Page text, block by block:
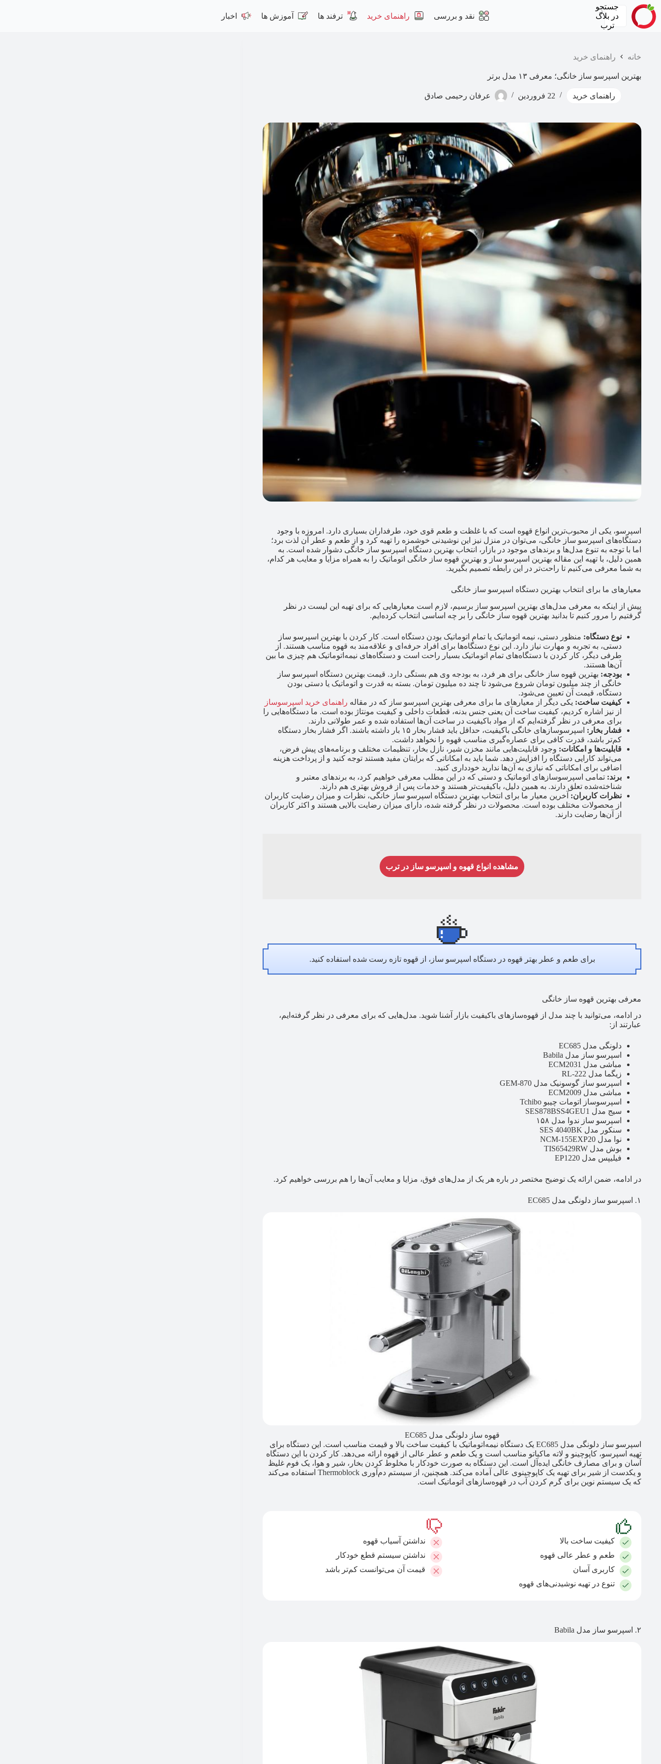
پرش
به
محتوا
جستجو
در بلاگ
ترب
نقد و بررسی راهنمای خرید ترفند ها آموزش ها اخبار
خانه راهنمای خرید
بهترین اسپرسو ساز خانگی؛ معرفی ۱۳ مدل برتر
راهنمای خرید 22 فروردین عرفان رحیمی صادق
اسپرسو، یکی از محبوب‌ترین انواع قهوه است که با غلظت و طعم قوی خود، طرفداران بسیاری دارد. امروزه با وجود
دستگاه‌های اسپرسو ساز خانگی، می‌توان در منزل نیز این نوشیدنی خوشمزه را تهیه کرد و از طعم و عطر آن لذت برد؛
اما با توجه به تنوع مدل‌ها و برندهای موجود در بازار، انتخاب بهترین دستگاه اسپرسو ساز خانگی دشوار شده است. به
همین دلیل، با تهیه این مقاله بهترین اسپرسو ساز و بهترین قهوه ساز خانگی اتوماتیک را به همراه مزایا و معایب هر کدام،
به شما معرفی می‌کنیم تا راحت‌تر در این رابطه تصمیم بگیرید.
معیارهای ما برای انتخاب بهترین دستگاه اسپرسو ساز خانگی
پیش از اینکه به معرفی مدل‌های بهترین اسپرسو ساز برسیم، لازم است معیارهایی که برای تهیه این لیست در نظر
گرفتیم را مرور کنیم تا بدانید بهترین قهوه ساز خانگی را بر چه اساسی انتخاب کرده‌ایم.
نوع دستگاه: منظور دستی، نیمه اتوماتیک یا تمام اتوماتیک بودن دستگاه است. کار کردن با بهترین اسپرسو ساز
دستی، به تجربه و مهارت نیاز دارد. این نوع دستگاه‌ها برای افراد حرفه‌ای و علاقه‌مند به قهوه مناسب هستند. از
طرفی دیگر، کار کردن با دستگاه‌های تمام اتوماتیک بسیار راحت است و دستگاه‌های نیمه‌اتوماتیک هم چیزی ما بین
آن‌ها هستند.
بودجه: بهترین قهوه ساز خانگی برای هر فرد، به بودجه وی هم بستگی دارد. قیمت بهترین دستگاه اسپرسو ساز
خانگی از چند میلیون تومان شروع می‌شود تا چند ده میلیون تومان. بسته به قدرت و اتوماتیک یا دستی بودن
دستگاه، قیمت آن تعیین می‌شود.
کیفیت ساخت: یکی دیگر از معیارهای ما برای معرفی بهترین اسپرسو ساز که در مقاله راهنمای خرید اسپرسوساز
از نیز اشاره کردیم، کیفیت ساخت آن یعنی جنس بدنه، قطعات داخلی و کیفیت مونتاژ بوده است. ما دستگاه‌هایی را
برای معرفی در نظر گرفته‌ایم که از مواد باکیفیت در ساخت آن‌ها استفاده شده و عمر طولانی دارند.
فشار بخار:
اسپرسوسازهای خانگی باکیفیت، حداقل باید فشار بخار ۱۵ بار داشته باشند. اگر فشار بخار دستگاه
کم‌تر باشد، قدرت کافی برای عصاره‌گیری مناسب قهوه را نخواهد داشت.
قابلیت‌ها و امکانات: وجود قابلیت‌هایی مانند مخزن شیر، نازل بخار، تنظیمات مختلف و برنامه‌های پیش فرض،
می‌تواند کارایی دستگاه را افزایش دهد. شما باید به امکاناتی که برایتان مفید هستند توجه کنید و از پرداخت هزینه
اضافی برای امکاناتی که نیازی به آن‌ها ندارید خودداری کنید.
برند: تمامی اسپرسوسازهای اتوماتیک و دستی که در این مطلب معرفی خواهیم کرد، به برندهای معتبر و
شناخته‌شده تعلق دارند. به همین دلیل، باکیفیت‌تر هستند و خدمات پس از فروش بهتری هم دارند.
نظرات کاربران: آخرین معیار ما برای انتخاب بهترین دستگاه اسپرسو ساز خانگی، نظرات و میزان رضایت کاربران
از محصولات مختلف بوده است. محصولات در نظر گرفته شده، دارای میزان رضایت بالایی هستند و اکثر کاربران
از آن‌ها رضایت دارند.
مشاهده انواع قهوه و اسپرسو ساز در ترب
برای طعم و عطر بهتر قهوه در دستگاه اسپرسو ساز، از قهوه تازه رست شده استفاده کنید.
معرفی بهترین قهوه ساز خانگی
در ادامه، می‌توانید با چند مدل از قهوه‌سازهای باکیفیت بازار آشنا شوید. مدل‌هایی که برای معرفی در نظر گرفته‌ایم،
عبارتند از:
دلونگی مدل EC685
اسپرسو ساز مدل Babila
مباشی مدل ECM2031
زیگما مدل RL-222
اسپرسو ساز گوسونیک مدل GEM-870
مباشی مدل ECM2009
اسپرسوساز اتومات چیبو Tchibo
سيج مدل SES878BSS4GEU1
اسپرسو ساز ندوا مدل ۱۵۸
سنکور مدل SES 4040BK
نوا مدل NCM-155EXP20
بوش مدل TIS65429RW
فیلیپس مدل EP1220
در ادامه، ضمن ارائه یک توضیح مختصر در باره هر یک از مدل‌های فوق، مزایا و معایب آن‌ها را هم بررسی خواهیم کرد.
۱. اسپرسو ساز دلونگی مدل EC685
قهوه ساز دلونگی مدل EC685
اسپرسو ساز دلونگی مدل EC685 یک دستگاه نیمه‌اتوماتیک با کیفیت ساخت بالا و قیمت مناسب است. این دستگاه برای
تهیه اسپرسو، کاپوچینو و لاته ماکیاتو مناسب است و یک طعم و عطر عالی از قهوه ارائه می‌دهد. کار کردن با این دستگاه
آسان و برای مصارف خانگی ایده‌آل است. این دستگاه به صورت خودکار با مخلوط کردن بخار، شیر و هوا، یک فوم غلیظ
و یکدست از شیر برای تهیه یک کاپوچینوی عالی آماده می‌کند. همچنین، از سیستم دم‌آوری Thermoblock استفاده می‌کند
که یک سیستم نوین برای گرم کردن آب در قهوه‌سازهای اتوماتیک است.
کیفیت ساخت بالا
طعم و عطر عالی قهوه
کاربری آسان
تنوع در تهیه نوشیدنی‌های قهوه
نداشتن آسیاب قهوه
نداشتن سیستم قطع خودکار
قیمت آن می‌توانست کم‌تر باشد
۲. اسپرسو ساز مدل Babila